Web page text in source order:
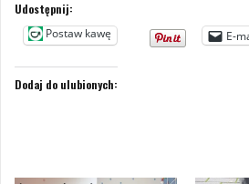
Udostępnij:
Postaw kawę
E-
Dodaj do ulubionych: